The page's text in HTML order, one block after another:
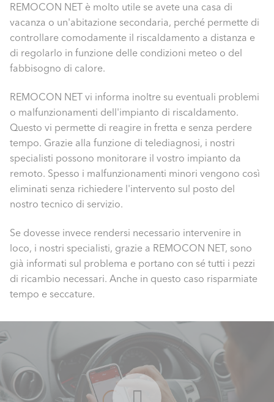
REMOCON NET è molto utile se avete una casa di
vacanza o un'abitazione secondaria, perché permette di
controllare comodamente il riscaldamento a distanza e
di regolarlo in funzione delle condizioni meteo o del
fabbisogno di calore.
REMOCON NET vi informa inoltre su eventuali problemi
o malfunzionamenti dell'impianto di riscaldamento.
Questo vi permette di reagire in fretta e senza perdere
tempo. Grazie alla funzione di telediagnosi, i nostri
specialisti possono monitorare il vostro impianto da
remoto. Spesso i malfunzionamenti minori vengono così
eliminati senza richiedere l'intervento sul posto del
nostro tecnico di servizio.
Se dovesse invece rendersi necessario intervenire in
loco, i nostri specialisti, grazie a REMOCON NET, sono
già informati sul problema e portano con sé tutti i pezzi
di ricambio necessari. Anche in questo caso risparmiate
tempo e seccature.